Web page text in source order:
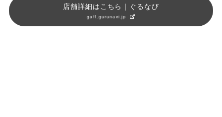
店舗詳細はこちら｜ぐるなび
gaff.gurunavi.jp